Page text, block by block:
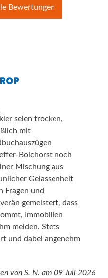
Bewertungen
seien trocken,
mit
Boichorst noch
Mischung aus
Gelassenheit
Fragen und
gemeistert, dass
Immobilien
melden. Stets
und dabei angenehm
von S. N. am 09 Juli 2026